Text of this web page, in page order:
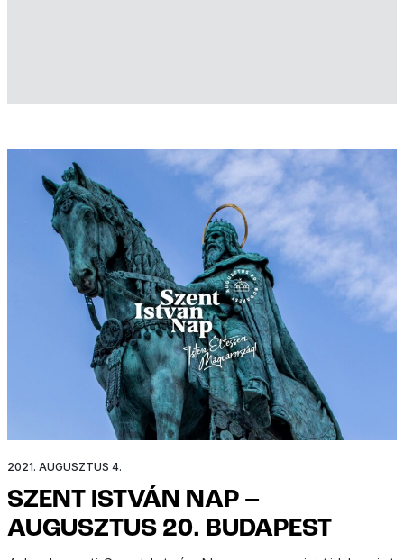
2021. AUGUSZTUS 4.
SZENT ISTVÁN NAP –
AUGUSZTUS 20. BUDAPEST